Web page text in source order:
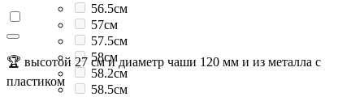
56.5см
57см
57.5см
58см
58.2см
58.5см
🏆 высотой 27 см и диаметр чаши 120 мм и из металла с
пластиком